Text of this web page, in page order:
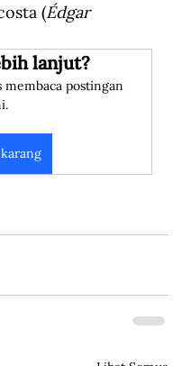
(Édgar
lanjut?
postingan